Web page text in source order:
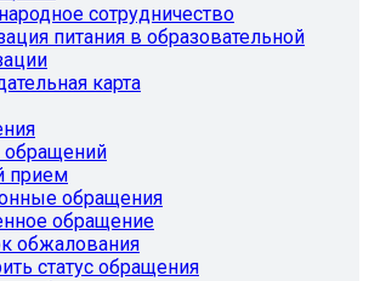
сотрудничество
питания в образовательной
карта
прием
обращения
обращение
обжалования
статус обращения